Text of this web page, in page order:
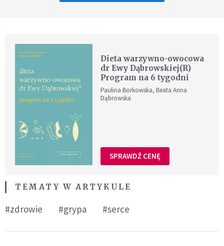
Dieta warzywno-owocowa
dr Ewy Dąbrowskiej(R)
Program na 6 tygodni
Paulina Borkowska, Beata Anna
Dąbrowska
SPRAWDŹ CENĘ
TEMATY W ARTYKULE
#zdrowie #grypa #serce